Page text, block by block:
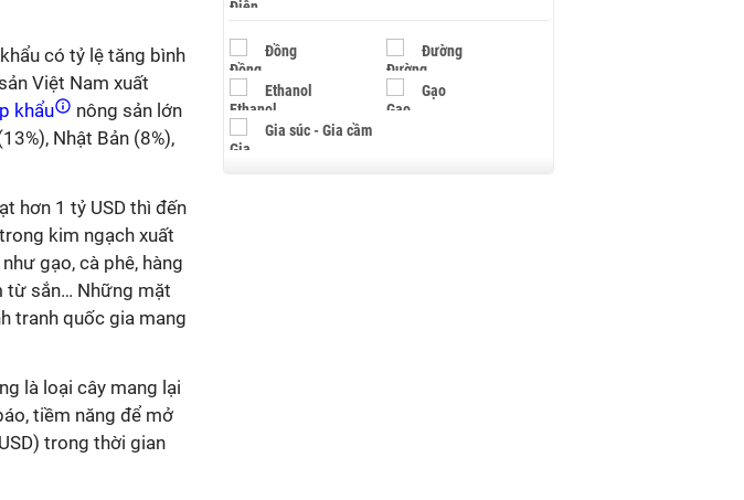
có tỷ lệ tăng bình
Việt Nam xuất
khẩu
nông sản lớn
Nhật Bản (8%),
hơn 1 tỷ USD thì đến
kim ngạch xuất
gạo, cà phê, hàng
từ sắn… Những mặt
tranh quốc gia mang
là loại cây mang lại
tiềm năng để mở
trong thời gian
Đồng Đường
Ethanol Gạo
Gia súc - Gia cầm